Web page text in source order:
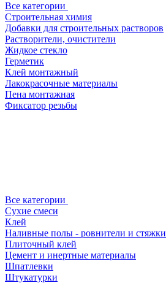
Все категории
Строительная химия
Добавки для строительных растворов
Растворители, очистители
Жидкое стекло
Герметик
Клей монтажный
Лакокрасочные материалы
Пена монтажная
Фиксатор резьбы
Все категории
Сухие смеси
Клей
Наливные полы - ровнители и стяжки
Плиточный клей
Цемент и инертные материалы
Шпатлевки
Штукатурки